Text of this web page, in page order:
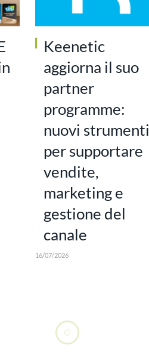
Keenetic
aggiorna il suo
partner
programme:
nuovi strumenti
per supportare
vendite,
marketing e
gestione del
canale
16/07/2026